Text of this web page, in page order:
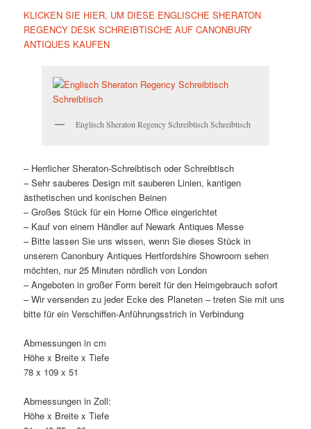
KLICKEN SIE HIER, UM DIESE ENGLISCHE SHERATON
REGENCY DESK SCHREIBTISCHE AUF CANONBURY
ANTIQUES KAUFEN
Englisch Sheraton Regency Schreibtisch Schreibtisch
– Herrlicher Sheraton-Schreibtisch oder Schreibtisch
– Sehr sauberes Design mit sauberen Linien, kantigen
ästhetischen und konischen Beinen
– Großes Stück für ein Home Office eingerichtet
– Kauf von einem Händler auf Newark Antiques Messe
– Bitte lassen Sie uns wissen, wenn Sie dieses Stück in
unserem Canonbury Antiques Hertfordshire Showroom sehen
möchten, nur 25 Minuten nördlich von London
– Angeboten in großer Form bereit für den Heimgebrauch sofort
– Wir versenden zu jeder Ecke des Planeten – treten Sie mit uns
bitte für ein Verschiffen-Anführungsstrich in Verbindung
Abmessungen in cm
Höhe x Breite x Tiefe
78 x 109 x 51
Abmessungen in Zoll:
Höhe x Breite x Tiefe